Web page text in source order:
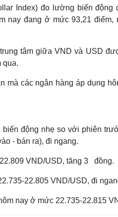
Thế giới thể thao
eSports
Hậu trường
Sân khấu - Điện ảnh
Di sản
Index) đo lường biến động
nay đang ở mức 93,21
tâm giữa VND và USD
qua.
mà các ngân hàng áp dụng
động nhẹ so với phiên
- bán ra), đi ngang.
VND/USD, tăng 3 đồng.
22.805 VND/USD, đi
nay ở mức 22.735-22.815